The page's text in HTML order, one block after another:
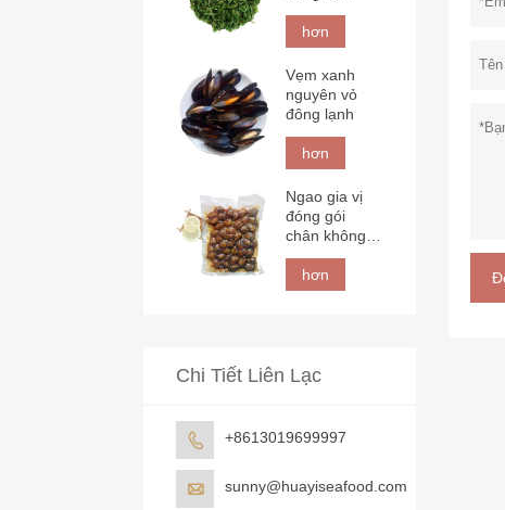
hơn
Vẹm xanh
nguyên vỏ
đông lạnh
hơn
Ngao gia vị
đóng gói
chân không
đông lạnh
hơn
Chi Tiết Liên Lạc
 +8613019699997
 sunny@huayiseafood.com